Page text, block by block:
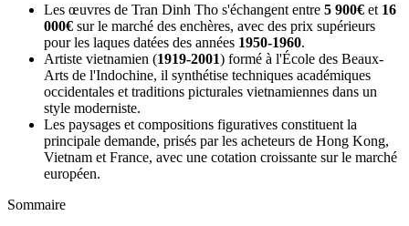
Les œuvres de Tran Dinh Tho s'échangent entre 5 900€ et 16
000€ sur le marché des enchères, avec des prix supérieurs
pour les laques datées des années 1950-1960.
Artiste vietnamien (1919-2001) formé à l'École des Beaux-
Arts de l'Indochine, il synthétise techniques académiques
occidentales et traditions picturales vietnamiennes dans un
style moderniste.
Les paysages et compositions figuratives constituent la
principale demande, prisés par les acheteurs de Hong Kong,
Vietnam et France, avec une cotation croissante sur le marché
européen.
Sommaire